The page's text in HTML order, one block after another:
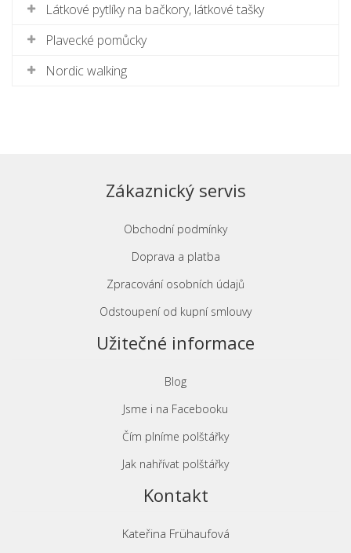
Látkové pytlíky na bačkory, látkové tašky
Plavecké pomůcky
Nordic walking
Zákaznický servis
Obchodní podmínky
Doprava a platba
Zpracování osobních údajů
Odstoupení od kupní smlouvy
Užitečné informace
Blog
Jsme i na Facebooku
Čím plníme polštářky
Jak nahřívat polštářky
Kontakt
Kateřina Frühaufová